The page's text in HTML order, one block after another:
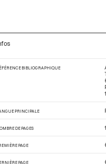
BIBLIOGRAPHIQUE
PRINCIPALE
DE PAGES 1
PAGE
PAGE